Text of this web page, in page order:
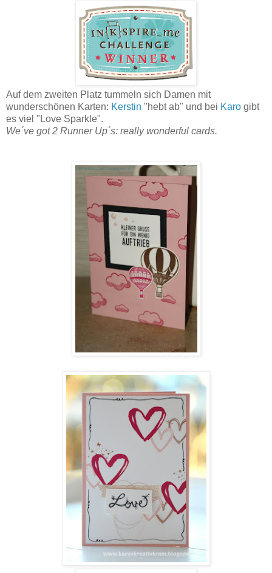
Auf dem zweiten Platz tummeln sich Damen mit
wunderschönen Karten: Kerstin "hebt ab" und bei Karo gibt
es viel "Love Sparkle".
We´ve got 2 Runner Up´s: really wonderful cards.